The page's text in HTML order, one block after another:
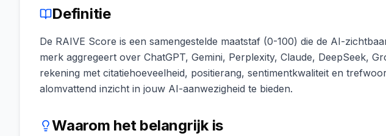
Definitie
De RAIVE Score is een samengestelde maatstaf (0-100) die de AI-
merk aggregeert over ChatGPT, Gemini, Perplexity, Claude, DeepSeek,
rekening met citatiehoeveelheid, positierang, sentimentkwaliteit en
alomvattend inzicht in jouw AI-aanwezigheid te bieden.
Waarom het belangrijk is